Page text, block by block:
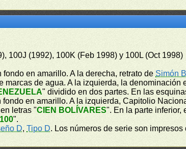
100J (1992), 100K (Feb 1998) y 100L (Oct 1998)
en amarillo. A la derecha, retrato de Simón
marcas de agua. A la izquierda, la denominación
" dividido en dos partes. En las
en amarillo. A la izquierda, Capitolio
letras "CIEN BOLÍVARES". En la parte inferior,
100".
D,Tipo D. Los números de serie son impresos